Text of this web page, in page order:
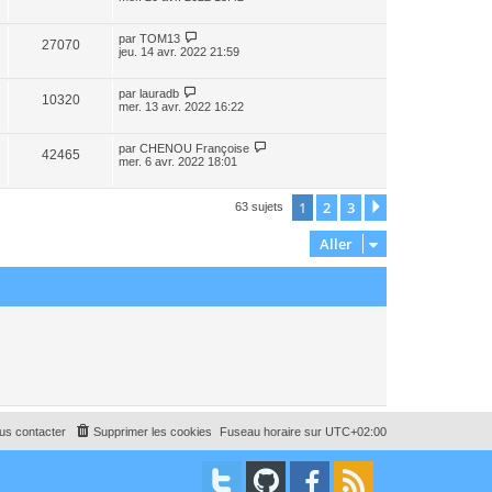
27070 par TOM13
jeu. 14 avr. 2022 21:59
10320 par lauradb
mer. 13 avr. 2022 16:22
42465 par CHENOU Françoise
mer. 6 avr. 2022 18:01
63 sujets 1 2 3
Aller
Fuseau horaire sur UTC+02:00
Supprimer les cookies
contacter